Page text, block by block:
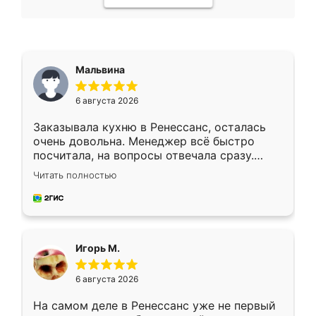
Мальвина
6 августа 2026
Заказывала кухню в Ренессанс, осталась
очень довольна. Менеджер всё быстро
посчитала, на вопросы отвечала сразу.
Замерщик приехал в субботу, подошёл к
делу со всей ответственностью. Собрали
за день, ребята работали аккуратно, даже
Читать полностью
Игорь М.
6 августа 2026
На самом деле в Ренессанс уже не первый